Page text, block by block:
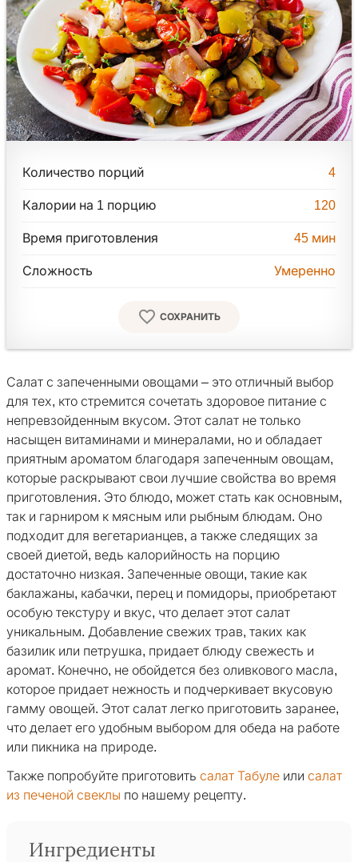
Количество порций 4
Калории на 1 порцию 120
Время приготовления 45 мин
Сложность Умеренно
СОХРАНИТЬ
Салат с запеченными овощами – это отличный выбор
для тех, кто стремится сочетать здоровое питание с
непревзойденным вкусом. Этот салат не только
насыщен витаминами и минералами, но и обладает
приятным ароматом благодаря запеченным овощам,
которые раскрывают свои лучшие свойства во время
приготовления. Это блюдо, может стать как основным,
так и гарниром к мясным или рыбным блюдам. Оно
подходит для вегетарианцев, а также следящих за
своей диетой, ведь калорийность на порцию
достаточно низкая. Запеченные овощи, такие как
баклажаны, кабачки, перец и помидоры, приобретают
особую текстуру и вкус, что делает этот салат
уникальным. Добавление свежих трав, таких как
базилик или петрушка, придает блюду свежесть и
аромат. Конечно, не обойдется без оливкового масла,
которое придает нежность и подчеркивает вкусовую
гамму овощей. Этот салат легко приготовить заранее,
что делает его удобным выбором для обеда на работе
или пикника на природе.
Также попробуйте приготовить салат Табуле или салат
из печеной свеклы по нашему рецепту.
Ингредиенты